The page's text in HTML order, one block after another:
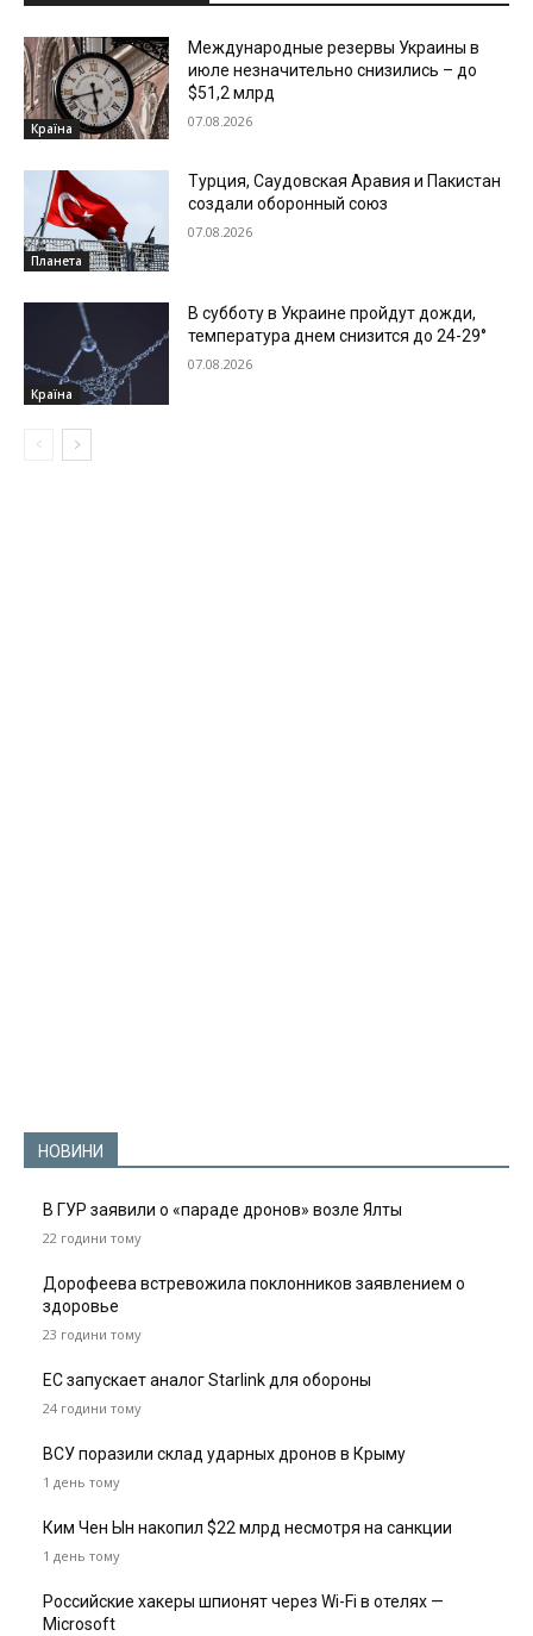
Країна
Международные резервы Украины в
июле незначительно снизились – до
$51,2 млрд
07.08.2026
Планета
Турция, Саудовская Аравия и Пакистан
создали оборонный союз
07.08.2026
Країна
В субботу в Украине пройдут дожди,
температура днем снизится до 24-29°
07.08.2026
НОВИНИ
В ГУР заявили о «параде дронов» возле Ялты
22 години тому
Дорофеева встревожила поклонников заявлением о
здоровье
23 години тому
ЕС запускает аналог Starlink для обороны
24 години тому
ВСУ поразили склад ударных дронов в Крыму
1 день тому
Ким Чен Ын накопил $22 млрд несмотря на санкции
1 день тому
Российские хакеры шпионят через Wi-Fi в отелях —
Microsoft